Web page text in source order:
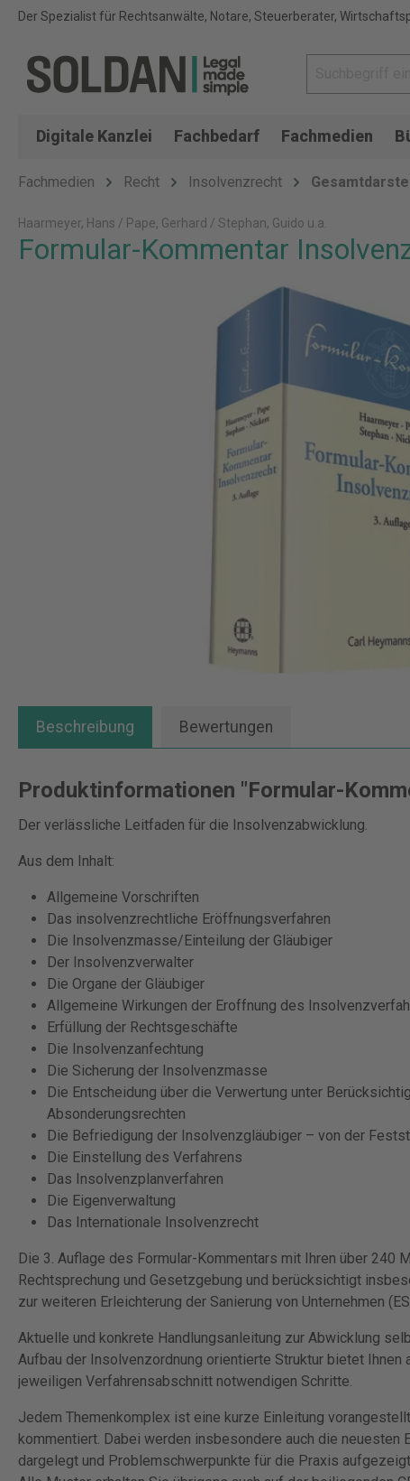
Der Spezialist für Rechtsanwälte, Notare, Steuerberater,
Digitale Kanzlei Fachbedarf Fachmedien
Fachmedien Recht Insolvenzrecht
Haarmeyer, Hans / Pape, Gerhard / Stephan, Guido u.a.
Formular-Kommentar
Beschreibung Bewertungen
Produktinformationen "Formular-
Der verlässliche Leitfaden für die Insolvenzabwicklung.
Aus dem Inhalt:
Allgemeine Vorschriften
Das insolvenzrechtliche Eröffnungsverfahren
Die Insolvenzmasse/Einteilung der Gläubiger
Der Insolvenzverwalter
Die Organe der Gläubiger
Allgemeine Wirkungen der Eroffnung des
Erfüllung der Rechtsgeschäfte
Die Insolvenzanfechtung
Die Sicherung der Insolvenzmasse
Die Entscheidung über die Verwertung unter
Absonderungsrechten
Die Befriedigung der Insolvenzgläubiger – von der
Die Einstellung des Verfahrens
Das Insolvenzplanverfahren
Die Eigenverwaltung
Das Internationale Insolvenzrecht
Die 3. Auflage des Formular-Kommentars mit Ihren über 240
Rechtsprechung und Gesetzgebung und berücksichtigt
zur weiteren Erleichterung der Sanierung von Unternehmen
Aktuelle und konkrete Handlungsanleitung zur Abwicklung
Aufbau der Insolvenzordnung orientierte Struktur bietet
jeweiligen Verfahrensabschnitt notwendigen Schritte.
Jedem Themenkomplex ist eine kurze Einleitung
kommentiert. Dabei werden insbesondere auch die neuesten
dargelegt und Problemschwerpunkte für die Praxis